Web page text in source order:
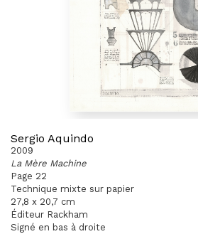
Sergio Aquindo
2009
La Mère Machine
Page 22
Technique mixte sur papier
27,8 x 20,7 cm
Éditeur Rackham
Signé en bas à droite